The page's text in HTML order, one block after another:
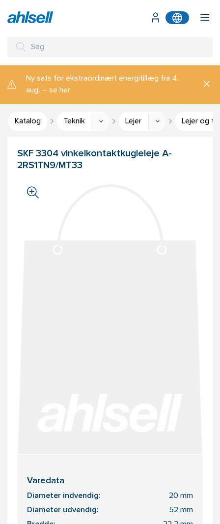
Ny sats for ekstraordinært energitillæg fra 4.
aug. – se her
Katalog Teknik Lejer Lejer og
SKF 3304 vinkelkontaktkugleleje A-
2RS1TN9/MT33
Varedata
Diameter indvendig: 20 mm
Diameter udvendig: 52 mm